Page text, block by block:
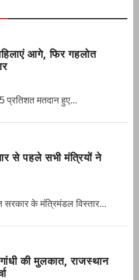
आगे, फिर गहलोत
प्रतिशत मतदान हुए...
से पहले सभी मंत्रियों ने
के मंत्रिमंडल विस्तार...
की मुलकात, राजस्थान